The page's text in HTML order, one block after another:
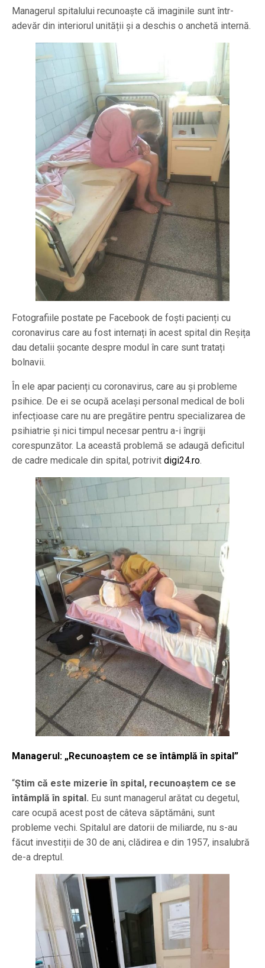
Managerul spitalului recunoaște că imaginile sunt într-
adevăr din interiorul unității și a deschis o anchetă internă.
Fotografiile postate pe Facebook de foști pacienți cu
coronavirus care au fost internați în acest spital din Reșița
dau detalii șocante despre modul în care sunt tratați
bolnavii.
În ele apar pacienți cu coronavirus, care au și probleme
psihice. De ei se ocupă același personal medical de boli
infecțioase care nu are pregătire pentru specializarea de
psihiatrie și nici timpul necesar pentru a-i îngriji
corespunzător. La această problemă se adaugă deficitul
de cadre medicale din spital, potrivit digi24.ro.
Managerul: „Recunoaștem ce se întâmplă în spital”
“Știm că este mizerie în spital, recunoaștem ce se
întâmplă în spital. Eu sunt managerul arătat cu degetul,
care ocupă acest post de câteva săptămâni, sunt
probleme vechi. Spitalul are datorii de miliarde, nu s-au
făcut investiții de 30 de ani, clădirea e din 1957, insalubră
de-a dreptul.